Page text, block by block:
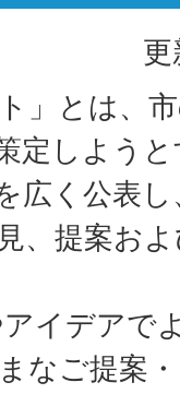
」とは、
定しよう
広く公表
、提案お
イデアで
なご提案